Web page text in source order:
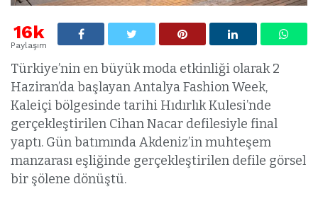
16k
Paylaşım
Türkiye’nin en büyük moda etkinliği olarak 2
Haziran’da başlayan Antalya Fashion Week,
Kaleiçi bölgesinde tarihi Hıdırlık Kulesi’nde
gerçekleştirilen Cihan Nacar defilesiyle final
yaptı. Gün batımında Akdeniz’in muhteşem
manzarası eşliğinde gerçekleştirilen defile görsel
bir şölene dönüştü.